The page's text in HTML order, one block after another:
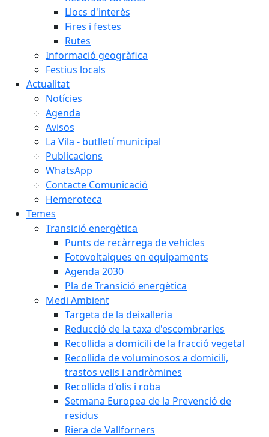
Llocs d'interès
Fires i festes
Rutes
Informació geogràfica
Festius locals
Actualitat
Notícies
Agenda
Avisos
La Vila - butlletí municipal
Publicacions
WhatsApp
Contacte Comunicació
Hemeroteca
Temes
Transició energètica
Punts de recàrrega de vehicles
Fotovoltaiques en equipaments
Agenda 2030
Pla de Transició energètica
Medi Ambient
Targeta de la deixalleria
Reducció de la taxa d'escombraries
Recollida a domicili de la fracció vegetal
Recollida de voluminosos a domicili,
trastos vells i andròmines
Recollida d'olis i roba
Setmana Europea de la Prevenció de
residus
Riera de Vallforners